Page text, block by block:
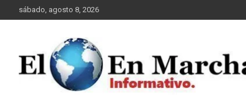
al
sábado, agosto 8, 2026